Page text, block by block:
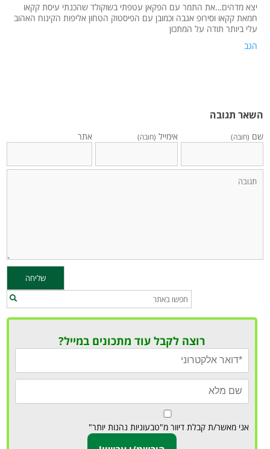
יצא מדהים…את התמר עם הפקאן עטפתי בשוקולד שהכנתי עיסת קקאו
חמאת קקאו וסירופ אגבה וכמובן עם הפיסטוק הטחון אליפות הקינוח האהוב
עלי ביותר תודה על המתכון
הגב
השאר תגובה
שם (חובה) אימייל (חובה) אתר
רוצה לקבל עוד מתכונים במייל?
אני מאשר/ת קבלת דיוור מ"טבעוניות נהנות יותר"